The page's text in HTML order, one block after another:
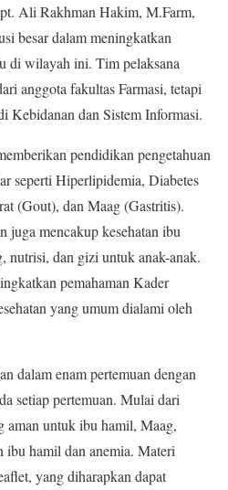
Ali Rakhman Hakim, M.Farm,
besar dalam meningkatkan
di wilayah ini. Tim pelaksana
anggota fakultas Farmasi, tetapi
Kebidanan dan Sistem Informasi.
pendidikan pengetahuan
seperti Hiperlipidemia, Diabetes
(Gout), dan Maag (Gastritis).
juga mencakup kesehatan ibu
nutrisi, dan gizi untuk anak-anak.
pemahaman Kader
yang umum dialami oleh
dalam enam pertemuan dengan
setiap pertemuan. Mulai dari
aman untuk ibu hamil, Maag,
ibu hamil dan anemia. Materi
yang diharapkan dapat